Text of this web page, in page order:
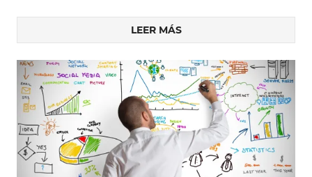
LEER MÁS